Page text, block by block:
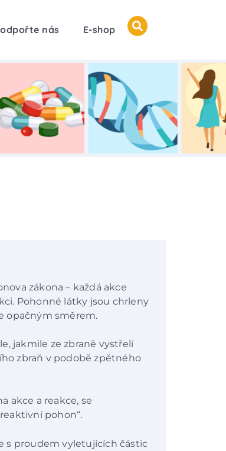
nás E-shop
zákona – každá akce
Pohonné látky jsou chrleny
opačným směrem.
jakmile ze zbraně vystřelí
zbraň v podobě zpětného
akce a reakce, se
pohon“.
s proudem vyletujících částic